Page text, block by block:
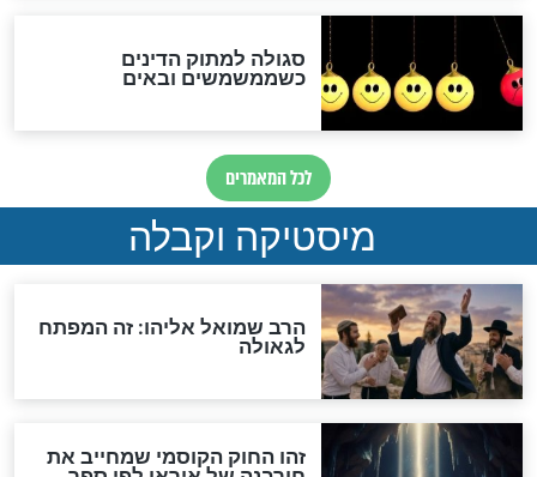
האם אפשר לחשב את הקץ?
מה יהיה בימות המשיח?
"לפני הגאולה תהיה אפיקורסות
והכחשה גדולה מאוד של
האמונה"